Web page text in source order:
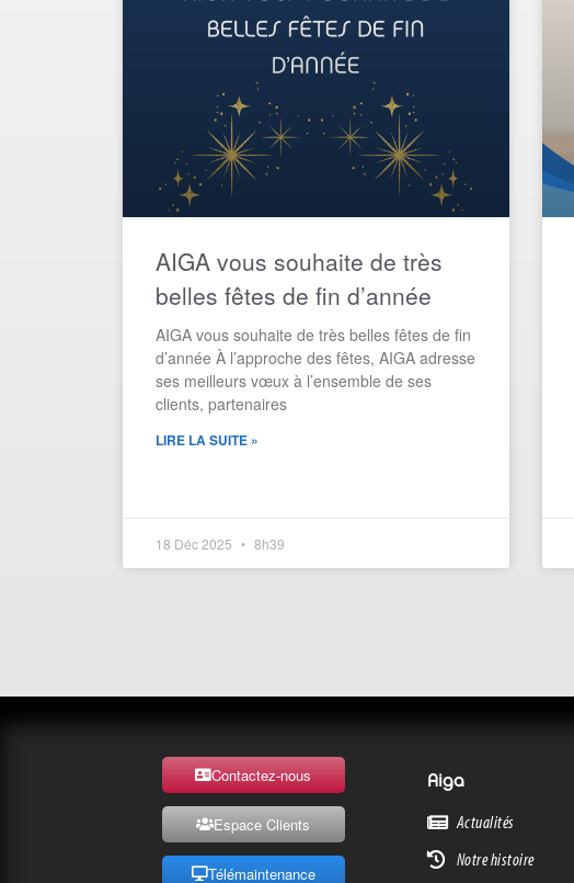
AIGA vous souhaite de très
belles fêtes de fin d’année​
AIGA vous souhaite de très belles fêtes de fin
d’année À l’approche des fêtes, AIGA adresse
ses meilleurs vœux à l’ensemble de ses
clients, partenaires
LIRE LA SUITE »
18 Déc 2025 8h39
Contactez-nous
Espace Clients
Télémaintenance
Aiga
Actualités
Notre histoire